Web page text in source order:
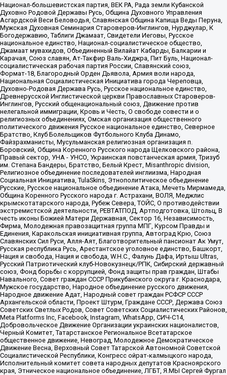
Национал-большевистская партия, ВЕК РА, Рада земли Кубанской
Духовно Родовой Державы Русь, Община Духовного Управления
Асгардской Веси Беловодья, Славянская Община Капища Веды Перуна,
Мужская Духовная Семинария Староверов-Инглингов, Нурджулар, К
Богодержавию, Таблиги Джамаат, Свидетели Иеговы, Русское
национальное единство, Национал-социалистическое общество,
Джамаат мувахидов, Объединенный Вилайат Кабарды, Балкарии и
Карачая, Союз славян, Ат-Такфир Валь-Хиджра, Пит Буль, Национал-
социалистическая рабочая партия России, Славянский союз,
Формат-18, Благородный Орден Дьявола, Армия воли народа,
Национальная Социалистическая Инициатива города Череповца,
Духовно-Родовая Держава Русь, Русское национальное единство,
Древнерусской Инглистической церкви Православных Староверов-
Инглингов, Русский общенациональный союз, Движение против
нелегальной иммиграции, Кровь и Честь, О свободе совести и о
религиозных объединениях, Омская организация общественного
политического движения Русское национальное единство, Северное
Братство, Клуб Болельщиков Футбольного Клуба Динамо,
Файзрахманисты, Мусульманская религиозная организация п.
Боровский, Община Коренного Русского народа Щелковского района,
Правый сектор, УНА - УНСО, Украинская повстанческая армия, Тризуб
им. Степана Бандеры, Братство, Белый Крест, Misanthropic division,
Религиозное объединение последователей инглиизма, Народная
Социальная Инициатива, TulaSkins, Этнополитическое объединение
Русские, Русское национальное объединение Атака, Мечеть Мирмамеда,
Община Коренного Русского народа г. Астрахани, ВОЛЯ, Меджлис
крымскотатарского народа, Рубеж Севера, ТОЙС, О противодействии
экстремистской деятельности, РЕВТАТПОД, Артподготовка, Штольц, В
честь иконы Божией Матери Державная, Сектор 16, Независимость,
Фирма, Молодежная правозащитная группа МПГ, Курсом Правды и
Единения, Каракольская инициативная группа, Автоград Крю, Союз
Славянских Сил Руси, Алля-Аят, Благотворительный пансионат Ак Умут,
Русская республика Русь, Арестантское уголовное единство, Башкорт,
Нация и свобода, Нация и свобода, W.H.С., Фалунь Дафа, Иртыш Ultras,
Русский Патриотический клуб-Новокузнецк/РПК, Сибирский державный
союз, Фонд борьбы с коррупцией, Фонд защиты прав граждан, Штабы
Навального, Совет граждан СССР Прикубанского округа г. Краснодара,
Мужское государство, Народное объединение русского движения,
Народное движение Адат, Народный совет граждан РСФСР СССР
Архангельской области, Проект Штурм, Граждане СССР, Держава Союз
Советских Светлых Родов, Совет Советских Социалистических Районов,
Meta Platforms Inc, Facebook, Instagram, WhatsApp, СИЧ-С14,
Добровольческое Движение Организации украинских националистов,
Черный Комитет, Татарстанское Региональное Всетатарское
общественное движение, Невоград, Молодежное Демократическое
Движение Весна, Верховный Совет Татарской Автономной Советской
Социалистической Республики, Конгресс ойрат-калмыцкого народа,
Исполнительный комитет совета народных депутатов Красноярского
края, Этническое национальное объединение, ЛГБТ, Я.МЫ Сергей Фургал